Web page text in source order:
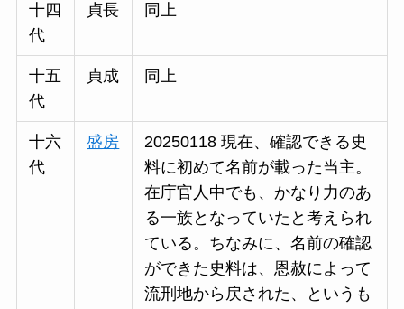
十四
代
貞長 同上
十五
代
貞成 同上
十六
代
盛房
20250118 現在、確認できる史
料に初めて名前が載った当主。
在庁官人中でも、かなり力のあ
る一族となっていたと考えられ
ている。ちなみに、名前の確認
ができた史料は、恩赦によって
流刑地から戻された、というも